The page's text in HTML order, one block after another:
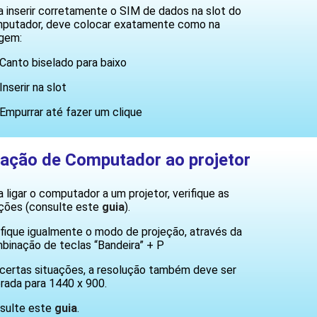
inserir corretamente o SIM de dados na slot do
deve colocar exatamente como na
biselado para baixo
na slot
até fazer um clique
de Computador ao projetor
ligar o computador a um projetor, verifique as
(consulte este guia).
igualmente o modo de projeção, através da
de teclas “Bandeira” + P
situações, a resolução também deve ser
para 1440 x 900.
este guia.